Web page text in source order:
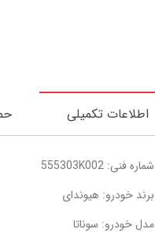
اطلاعات تکمیلی
شماره فنی: 555303K002
برند خودرو: هیوندای
مدل خودرو: سوناتا